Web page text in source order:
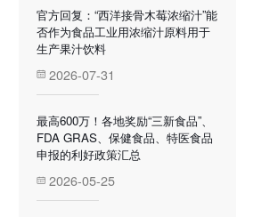
官方回复：“西洋接骨木莓浓缩汁”能
否作为食品工业用浓缩汁原料用于
生产果汁饮料
2026-07-31
最高600万！各地奖励“三新食品”、
FDA GRAS、保健食品、特医食品
申报的利好政策汇总
2026-05-25